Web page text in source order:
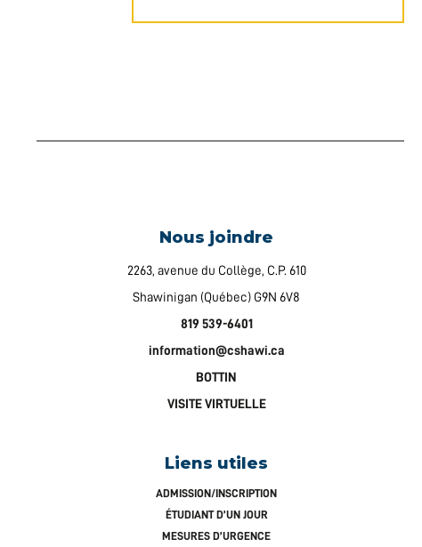
Nous joindre
2263, avenue du Collège, C.P. 610
Shawinigan (Québec) G9N 6V8
819 539-6401
information@cshawi.ca
BOTTIN
VISITE VIRTUELLE
Liens utiles
ADMISSION/INSCRIPTION
ÉTUDIANT D’UN JOUR
MESURES D’URGENCE